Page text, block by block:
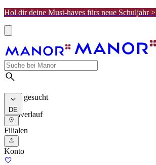
Hol dir deine Must-haves fürs neue Schuljahr >
Meist gesucht
Suchverlauf
DE
Filialen
Konto